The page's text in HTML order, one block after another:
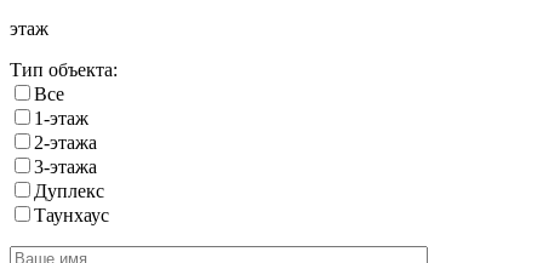
этаж
Тип объекта:
Все
1-этаж
2-этажа
3-этажа
Дуплекс
Таунхаус